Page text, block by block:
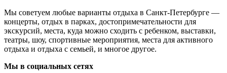
Мы советуем любые варианты отдыха в Санкт-Петербурге —
концерты, отдых в парках, достопримечательности для
экскурсий, места, куда можно сходить с ребенком, выставки,
театры, шоу, спортивные мероприятия, места для активного
отдыха и отдыха с семьей, и многое другое.
Мы в социальных сетях